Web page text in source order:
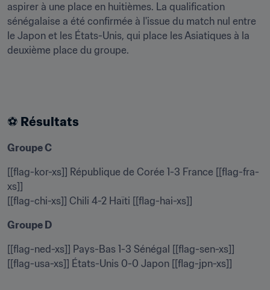
aspirer à une place en huitièmes. La qualification
sénégalaise a été confirmée à l'issue du match nul entre
le Japon et les États-Unis, qui place les Asiatiques à la
deuxième place du groupe.
⚽ Résultats
Groupe C
[[flag-kor-xs]] République de Corée 1-3 France [[flag-fra-
xs]]
[[flag-chi-xs]] Chili 4-2 Haïti [[flag-hai-xs]]
Groupe D
[[flag-ned-xs]] Pays-Bas 1-3 Sénégal [[flag-sen-xs]]
[[flag-usa-xs]] États-Unis 0-0 Japon [[flag-jpn-xs]]